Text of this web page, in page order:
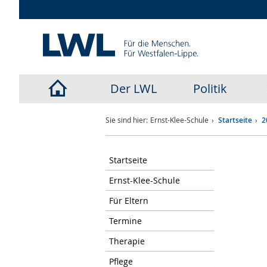
Der LWL Politik
Sie sind hier: Ernst-Klee-Schule Startseite
Startseite
Ernst-Klee-Schule
Für Eltern
Termine
Therapie
Pflege